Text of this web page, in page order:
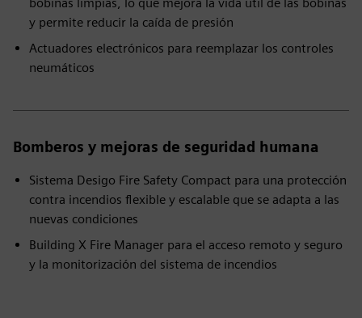
y permite reducir la caída de presión
Actuadores electrónicos para reemplazar los controles
neumáticos
Bomberos y mejoras de seguridad humana
Sistema Desigo Fire Safety Compact para una protección
contra incendios flexible y escalable que se adapta a las
nuevas condiciones
Building X Fire Manager para el acceso remoto y seguro
y la monitorización del sistema de incendios